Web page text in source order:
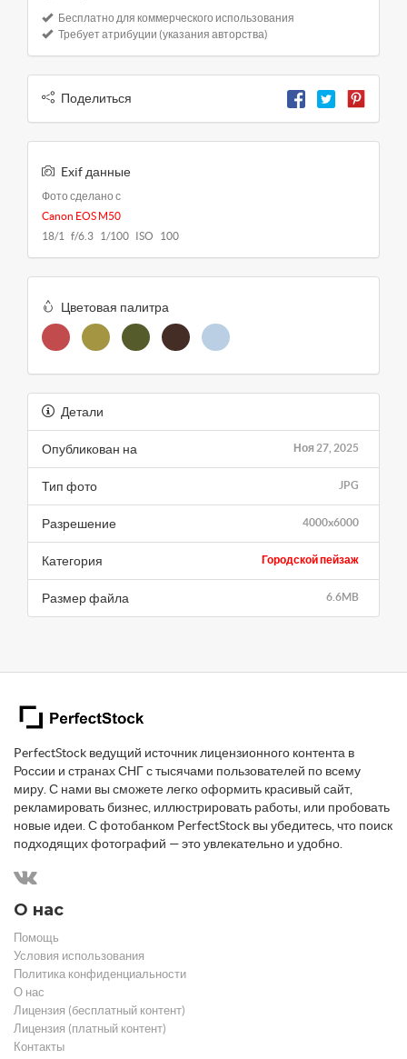
Бесплатно для коммерческого использования
Требует атрибуции (указания авторства)
Поделиться
Exif данные
Фото сделано с
Canon EOS M50
18/1 f/6.3 1/100 ISO 100
Цветовая палитра
Детали
Ноя 27, 2025
Опубликован на
JPG
Тип фото
4000x6000
Разрешение
Городской пейзаж
Категория
6.6MB
Размер файла
PerfectStock ведущий источник лицензионного контента в
России и странах СНГ с тысячами пользователей по всему
миру. С нами вы сможете легко оформить красивый сайт,
рекламировать бизнес, иллюстрировать работы, или пробовать
новые идеи. С фотобанком PerfectStock вы убедитесь, что поиск
подходящих фотографий — это увлекательно и удобно.
О нас
Помощь
Условия использования
Политика конфиденциальности
О нас
Лицензия (бесплатный контент)
Лицензия (платный контент)
Контакты